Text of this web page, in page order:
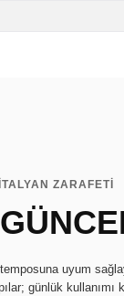
ZARAFETİ
uyum
günlük